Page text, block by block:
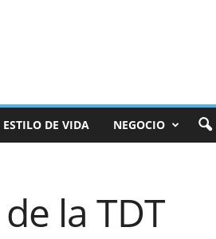
ESTILO DE VIDA NEGOCIO
la TDT